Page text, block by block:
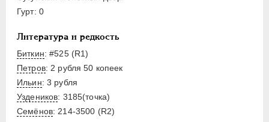
Гурт: 0
Литература и редкость
Биткин: #525 (R1)
Петров: 2 рубля 50 копеек
Ильин: 3 рубля
Уздеников: 3185(точка)
Семёнов: 214-3500 (R2)
Для Польши
Монетовидные
НИКОЛАЙ I 1826-1855
АЛЕКСАНДР II 1855-1881
АЛЕКСАНДР III
НИКОЛАЙ II 1894-1917
ВРЕМЕННОЕ ПРАВ. 1917-1918